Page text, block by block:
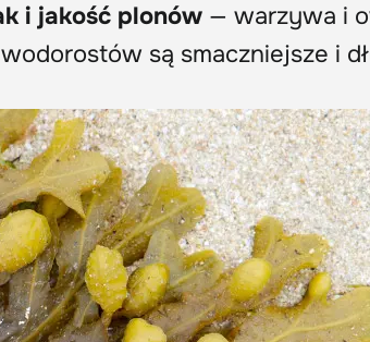
i jakość plonów — warzywa i
są smaczniejsze i